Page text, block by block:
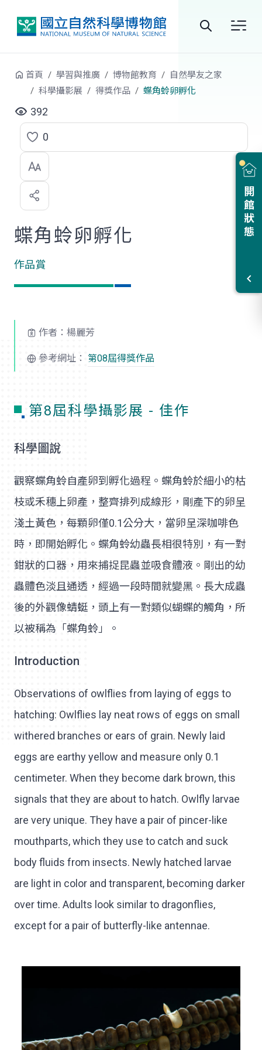
站
開館狀態
首頁 學習與推廣 博物館教育
自然學友之家
科學攝影展
得獎作品 蝶角蛉卵孵化
392
點
選
喜
歡
0
蝶角蛉卵孵化
作品賞
作者：楊麗芳
參考網址： 第08屆得獎作品
第8屆科學攝影展 - 佳作
科學圖說
觀察蝶角蛉自產卵到孵化過程。蝶角蛉於細小的枯
枝或禾穗上卵產，整齊排列成線形，剛產下的卵呈
淺土黃色，每顆卵僅0.1公分大，當卵呈深咖啡色
時，即開始孵化。蝶角蛉幼蟲長相很特別，有一對
鉗狀的口器，用來捕捉昆蟲並吸食體液。剛出的幼
蟲體色淡且通透，經過一段時間就變黑。長大成蟲
後的外觀像蜻蜓，頭上有一對類似蝴蝶的觸角，所
以被稱為「蝶角蛉」。
Introduction
Observations of owlflies from laying of eggs to
hatching: Owlflies lay neat rows of eggs on small
withered branches or ears of grain. Newly laid
eggs are earthy yellow and measure only 0.1
centimeter. When they become dark brown, this
signals that they are about to hatch. Owlfly larvae
are very unique. They have a pair of pincer-like
mouthparts, which they use to catch and suck
body fluids from insects. Newly hatched larvae
are light in color and transparent, becoming darker
over time. Adults look similar to dragonflies,
except for a pair of butterfly-like antennae.